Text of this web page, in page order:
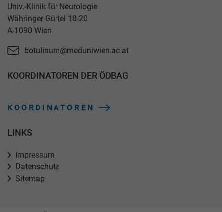
Univ.-Klinik für Neurologie
Währinger Gürtel 18-20
A-1090 Wien
botulinum@meduniwien.ac.at
KOORDINATOREN DER ÖDBAG
KOORDINATOREN
LINKS
Impressum
Datenschutz
Sitemap